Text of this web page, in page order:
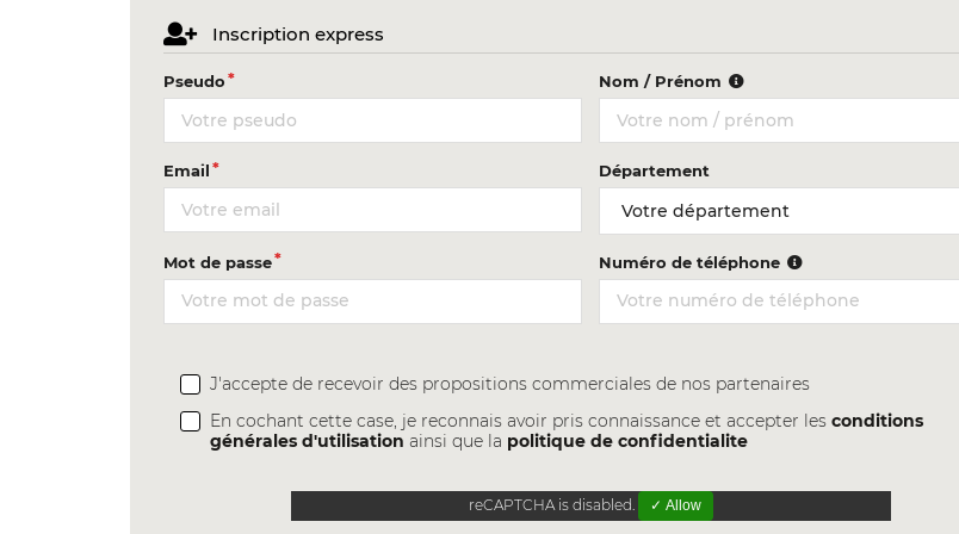
Inscription express
Pseudo Nom / Prénom
Email Département
Mot de passe Numéro de téléphone
J'accepte de recevoir des propositions commerciales de nos partenaires
En cochant cette case, je reconnais avoir pris connaissance et accepter lesconditions
générales d'utilisation ainsi que la politique de confidentialite
reCAPTCHA is disabled. ✓ Allow